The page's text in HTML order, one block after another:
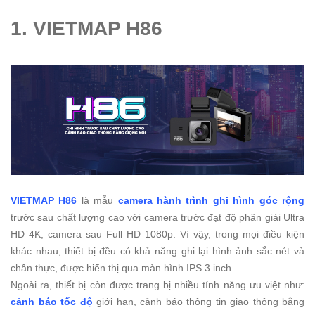
1. VIETMAP H86
VIETMAP H86 là mẫu camera hành trình ghi hình góc rộng
trước sau chất lượng cao với camera trước đạt độ phân giải Ultra
HD 4K, camera sau Full HD 1080p. Vì vậy, trong mọi điều kiện
khác nhau, thiết bị đều có khả năng ghi lại hình ảnh sắc nét và
chân thực, được hiển thị qua màn hình IPS 3 inch.
Ngoài ra, thiết bị còn được trang bị nhiều tính năng ưu việt như:
cảnh báo tốc độ giới hạn, cảnh báo thông tin giao thông bằng